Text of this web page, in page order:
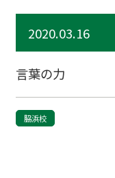
2020.03.16
言葉の力
脇浜校